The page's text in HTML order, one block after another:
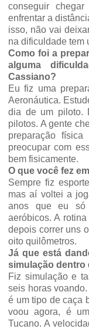
conseguir
enfrentar a
isso, não vai
na dificuldade tem
Como foi a
alguma
Cassiano?
Eu fiz uma
Aeronáutica.
dia de um piloto.
pilotos. A gente
preparação
preocupar com
bem fisicamente.
O que você fez
Sempre fiz
mas aí voltei a
anos que eu só
aeróbicos.A
depois correr uns
oito quilômetros.
Já que está
simulação dentro
Fiz simulação e
seis horas
é um tipo de caça
voou agora, é
Tucano. A